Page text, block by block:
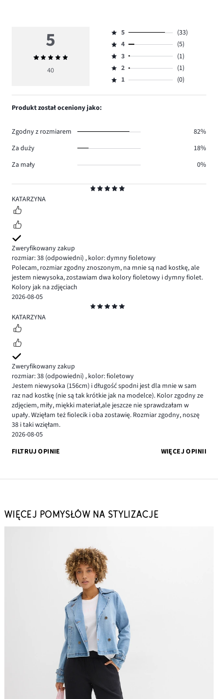
5
KATARZYNA
Zweryfikowany zakup
rozmiar: 38 (odpowiedni) , kolor: dymny fioletowy
Polecam, rozmiar zgodny znoszonym, na mnie są nad kostkę, ale
jestem niewysoka, zostawiam dwa kolory fioletowy i dymny fiolet.
Kolory jak na zdjęciach
2026-08-05
5
KATARZYNA
Zweryfikowany zakup
rozmiar: 38 (odpowiedni) , kolor: fioletowy
Jestem niewysoka (156cm) i długość spodni jest dla mnie w sam
raz nad kostkę (nie są tak krótkie jak na modelce). Kolor zgodny ze
zdjęciem, miły, miękki materiał,ale jeszcze nie sprawdzałam w
upały. Wzięłam też fiolecik i oba zostawię. Rozmiar zgodny, noszę
38 i taki wzięłam.
2026-08-05
FILTRUJ OPINIE
WIĘCEJ OPINII
5
Średnia
ocena
40
Ocena
5,
ilość
głosów
33.
5
(33)
Ocena
4,
ilość
głosów
4
(5)
Ocena
3,
ilość
3
(1)
Ocena
2,
2
(1)
Ocena
1,
1 (0)
Produkt został oceniony jako:
Zgodny z rozmiarem
82%
Za duży
18%
Za mały
0%
WIĘCEJ POMYSŁÓW NA STYLIZACJE